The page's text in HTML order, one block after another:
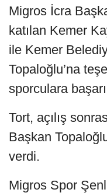
Migros İcra
katılan Kemer
ile Kemer
Topaloğlu’na
sporculara
Tort, açılış
Başkan
verdi.
Migros Spor